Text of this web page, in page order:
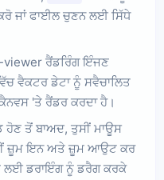
ਜਾਂ ਫਾਈਲ ਚੁਣਨ ਲਈ ਸਿੱਧੇ
ਰੈਂਡਰਿੰਗ ਇੰਜਣ
ਵੈਕਟਰ ਡੇਟਾ ਨੂੰ ਸਵੈਚਾਲਿਤ
'ਤੇ ਰੈਂਡਰ ਕਰਦਾ ਹੈ।
ਹੋਣ ਤੋਂ ਬਾਅਦ, ਤੁਸੀਂ ਮਾਊਸ
ਜ਼ੂਮ ਇਨ ਅਤੇ ਜ਼ੂਮ ਆਉਟ ਕਰ
ਲਈ ਡਰਾਇੰਗ ਨੂੰ ਡਰੈਗ ਕਰਕੇ